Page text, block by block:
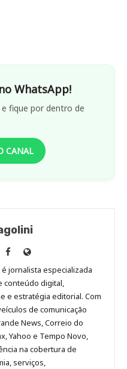
WhatsApp!
fique por dentro de
CANAL
Anny
Malagolini
no
Facebook
Site
de
Anny
Malagolini
jornalista especializada
conteúdo digital,
e estratégia editorial. Com
de comunicação
News, Correio do
Yahoo e Tempo Novo,
na cobertura de
serviços,